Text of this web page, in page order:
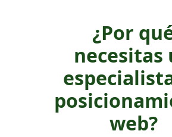
¿Por
necesitas
web?